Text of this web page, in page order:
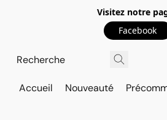
Visitez notre
Facebook
Accueil Nouveauté